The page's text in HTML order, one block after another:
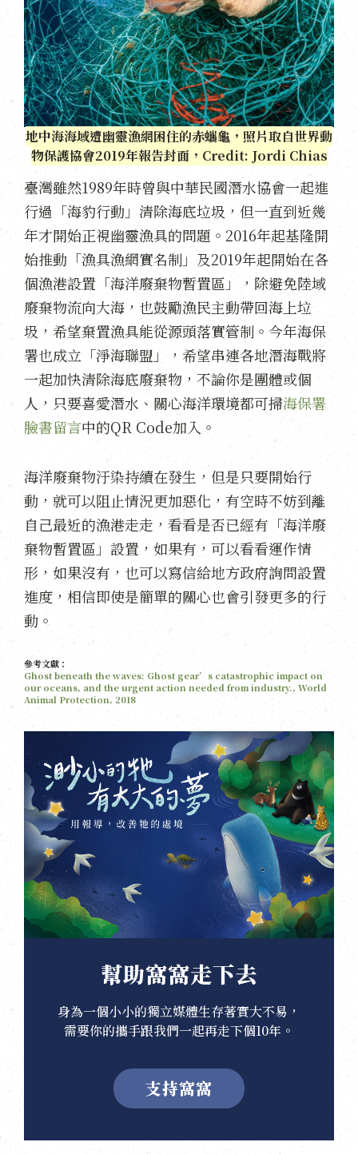
地中海海域遭幽靈漁網困住的赤蠵龜，照片取自世界動
物保護協會2019年報告封面，Credit: Jordi Chias
臺灣雖然1989年時曾與中華民國潛水協會一起進
行過「海豹行動」清除海底垃圾，但一直到近幾
年才開始正視幽靈漁具的問題。2016年起基隆開
始推動「漁具漁網實名制」及2019年起開始在各
個漁港設置「海洋廢棄物暫置區」，除避免陸域
廢棄物流向大海，也鼓勵漁民主動帶回海上垃
圾，希望棄置漁具能從源頭落實管制。今年海保
署也成立「淨海聯盟」，希望串連各地潛海戰將
一起加快清除海底廢棄物，不論你是團體或個
人，只要喜愛潛水、關心海洋環境都可掃海保署
臉書留言中的QR Code加入。
海洋廢棄物汙染持續在發生，但是只要開始行
動，就可以阻止情況更加惡化，有空時不妨到離
自己最近的漁港走走，看看是否已經有「海洋廢
棄物暫置區」設置，如果有，可以看看運作情
形，如果沒有，也可以寫信給地方政府詢問設置
進度，相信即使是簡單的關心也會引發更多的行
動。
參考文獻：
Ghost beneath the waves: Ghost gear’s catastrophic impact on
our oceans, and the urgent action needed from industry., World
Animal Protection, 2018
幫助窩窩走下去
身為一個小小的獨立媒體生存著實大不易，
需要你的攜手跟我們一起再走下個10年。
支持窩窩